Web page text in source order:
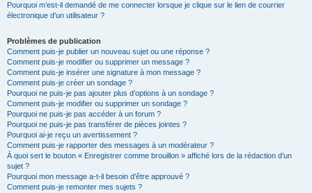
Pourquoi m’est-il demandé de me connecter lorsque je clique sur le lien de courrier
électronique d’un utilisateur ?
Problèmes de publication
Comment puis-je publier un nouveau sujet ou une réponse ?
Comment puis-je modifier ou supprimer un message ?
Comment puis-je insérer une signature à mon message ?
Comment puis-je créer un sondage ?
Pourquoi ne puis-je pas ajouter plus d’options à un sondage ?
Comment puis-je modifier ou supprimer un sondage ?
Pourquoi ne puis-je pas accéder à un forum ?
Pourquoi ne puis-je pas transférer de pièces jointes ?
Pourquoi ai-je reçu un avertissement ?
Comment puis-je rapporter des messages à un modérateur ?
À quoi sert le bouton « Enregistrer comme brouillon » affiché lors de la rédaction d’un
sujet ?
Pourquoi mon message a-t-il besoin d’être approuvé ?
Comment puis-je remonter mes sujets ?